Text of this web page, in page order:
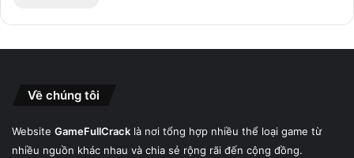
Về chúng tôi
Website GameFullCrack là nơi tổng hợp nhiều thể loại game từ
nhiều nguồn khác nhau và chia sẻ rộng rãi đến cộng đồng.